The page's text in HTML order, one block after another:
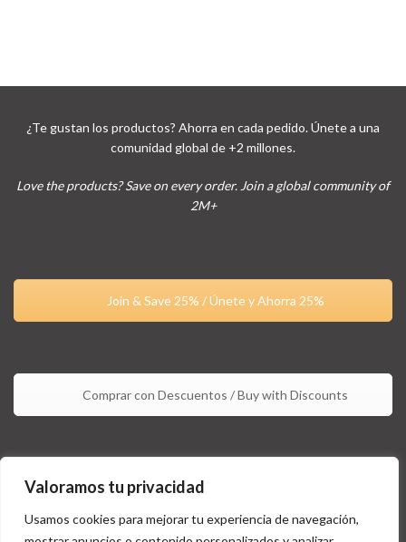
Valoramos tu privacidad
Usamos cookies para mejorar tu experiencia de navegación,
¿Te gustan los productos? Ahorra en cada pedido. Únete a una
comunidad global de +2 millones.
Love the products? Save on every order. Join a global community of
2M+
Join & Save 25% / Únete y Ahorra 25%
Comprar con Descuentos / Buy with Discounts